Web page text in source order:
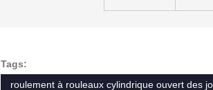
Tags:
roulement à rouleaux cylindrique ouvert des